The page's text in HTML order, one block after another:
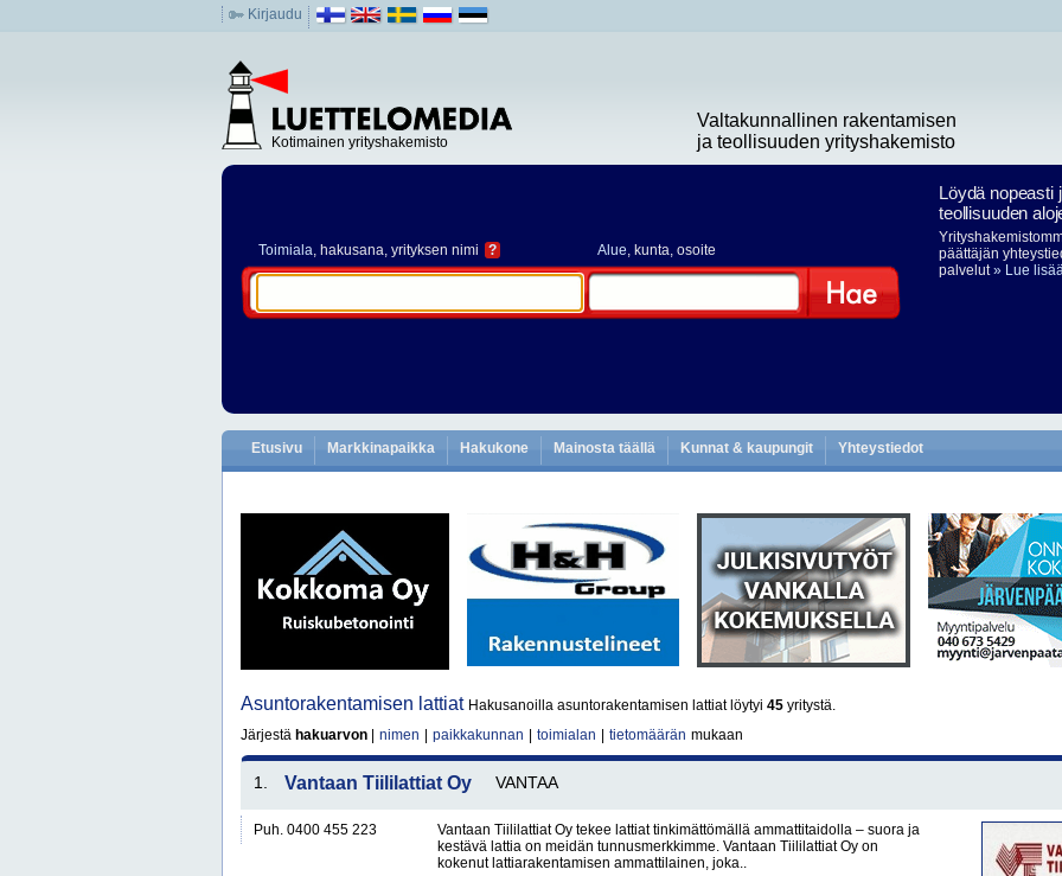
Kirjaudu
Kotimainen yrityshakemisto
Valtakunnallinen rakentamisen
ja teollisuuden yrityshakemisto
Toimiala, hakusana, yrityksen nimi ? Alue, kunta, osoite
Löydä nopeasti
teollisuuden
päättäjän
palvelut» Lue
Etusivu Markkinapaikka Hakukone Mainosta täällä Kunnat & kaupungit Yhteystiedot
Asuntorakentamisen lattiat Hakusanoilla asuntorakentamisen lattiat löytyi 45 yritystä.
Järjestä hakuarvon nimen paikkakunnan toimialan tietomäärän mukaan
1. Vantaan Tiililattiat Oy VANTAA
Puh. 0400 455 223
Vantaan Tiililattiat Oy tekee lattiat tinkimättömällä ammattitaidolla – suora ja
kestävä lattia on meidän tunnusmerkkimme. Vantaan Tiililattiat Oy on
kokenut lattiarakentamisen ammattilainen, joka..